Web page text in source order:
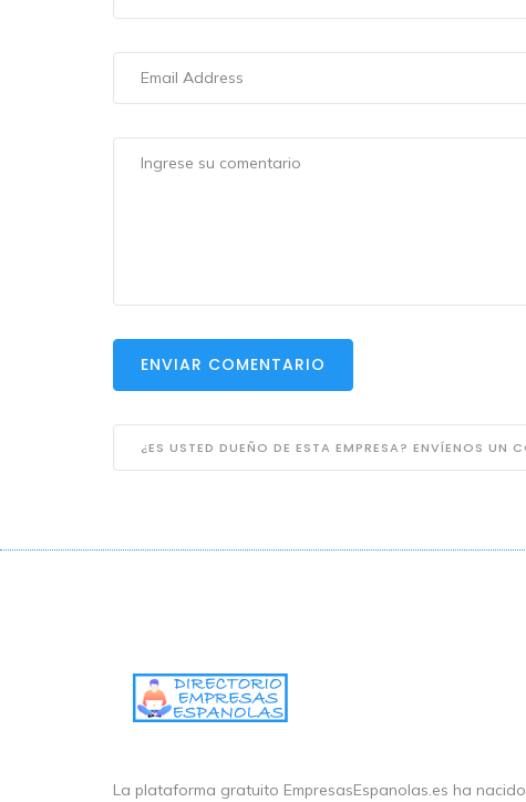
ENVIAR COMENTARIO
¿ES USTED DUEÑO DE ESTA EMPRESA? ENVÍENOS UN
La plataforma gratuito EmpresasEspanolas.es ha